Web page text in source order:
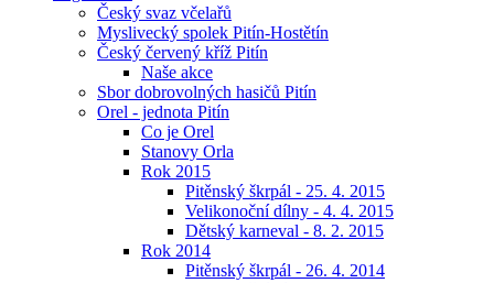
Český svaz včelařů
Myslivecký spolek Pitín-Hostětín
Český červený kříž Pitín
Naše akce
Sbor dobrovolných hasičů Pitín
Orel - jednota Pitín
Co je Orel
Stanovy Orla
Rok 2015
Pitěnský škrpál - 25. 4. 2015
Velikonoční dílny - 4. 4. 2015
Dětský karneval - 8. 2. 2015
Rok 2014
Pitěnský škrpál - 26. 4. 2014